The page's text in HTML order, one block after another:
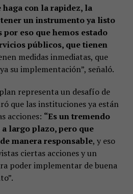
haga con la rapidez, la
un instrumento ya listo
por eso que hemos estado
públicos, que tienen
medidas inmediatas, que
su implementación”, señaló.
representa un desafío de
que las instituciones ya están
acciones: “Es un tremendo
largo plazo, pero que
manera responsable, y eso
ciertas acciones y un
poder implementar de buena